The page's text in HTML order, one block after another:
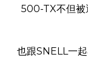
500-TX不但被
也跟SNELL一